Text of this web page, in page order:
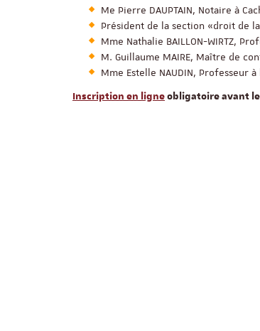
Me Pierre DAUPTAIN, Notaire à
Président de la section «droit de
Mme Nathalie BAILLON-WIRTZ,
M. Guillaume MAIRE, Maître de
Mme Estelle NAUDIN, Professeur
Inscription en ligneobligatoire avant